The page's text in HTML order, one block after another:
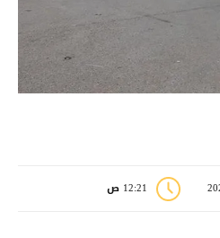
12:21 ص